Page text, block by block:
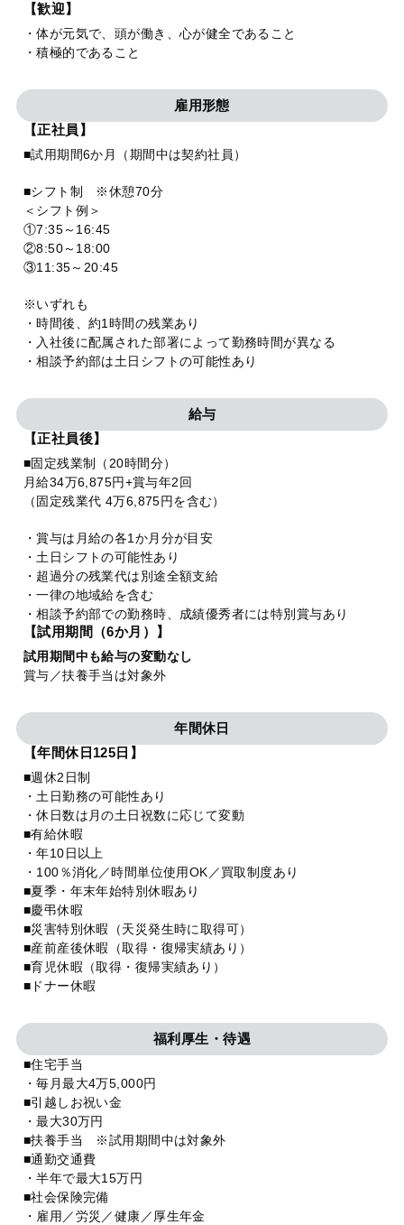
【歓迎】
・体が元気で、頭が働き、心が健全であること
・積極的であること
雇用形態
【正社員】
■試用期間6か月（期間中は契約社員）
■シフト制 ※休憩70分
＜シフト例＞
①7:35～16:45
②8:50～18:00
③11:35～20:45
※いずれも
・時間後、約1時間の残業あり
・入社後に配属された部署によって勤務時間が異なる
・相談予約部は土日シフトの可能性あり
給与
【正社員後】
■固定残業制（20時間分）
月給34万6,875円+賞与年2回
（固定残業代 4万6,875円を含む）
・賞与は月給の各1か月分が目安
・土日シフトの可能性あり
・超過分の残業代は別途全額支給
・一律の地域給を含む
・相談予約部での勤務時、成績優秀者には特別賞与あり
【試用期間（6か月）】
試用期間中も給与の変動なし
賞与／扶養手当は対象外
年間休日
【年間休日125日】
■週休2日制
・土日勤務の可能性あり
・休日数は月の土日祝数に応じて変動
■有給休暇
・年10日以上
・100％消化／時間単位使用OK／買取制度あり
■夏季・年末年始特別休暇あり
■慶弔休暇
■災害特別休暇（天災発生時に取得可）
■産前産後休暇（取得・復帰実績あり）
■育児休暇（取得・復帰実績あり）
■ドナー休暇
福利厚生・待遇
■住宅手当
・毎月最大4万5,000円
■引越しお祝い金
・最大30万円
■扶養手当 ※試用期間中は対象外
■通勤交通費
・半年で最大15万円
■社会保険完備
・雇用／労災／健康／厚生年金